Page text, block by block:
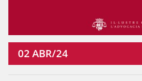
02 ABR/24